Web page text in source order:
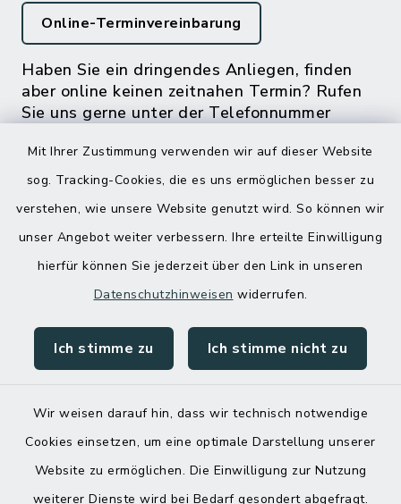
Mit Ihrer Zustimmung verwenden wir auf dieser Website
sog. Tracking-Cookies, die es uns ermöglichen besser zu
verstehen, wie unsere Website genutzt wird. So können wir
unser Angebot weiter verbessern. Ihre erteilte Einwilligung
hierfür können Sie jederzeit über den Link in unseren
Datenschutzhinweisen widerrufen.
Ich stimme zu Ich stimme nicht zu
Wir weisen darauf hin, dass wir technisch notwendige
Cookies einsetzen, um eine optimale Darstellung unserer
Website zu ermöglichen. Die Einwilligung zur Nutzung
weiterer Dienste wird bei Bedarf gesondert abgefragt.
Online-Terminvereinbarung
Haben Sie ein dringendes Anliegen, finden
aber online keinen zeitnahen Termin? Rufen
Sie uns gerne unter der Telefonnummer
Kontakt
Datenschutz
Impressum